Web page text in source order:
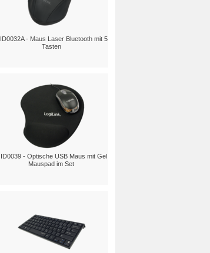
ID0032A - Maus Laser Bluetooth mit 5
Tasten
ID0039 - Optische USB Maus mit Gel
Mauspad im Set